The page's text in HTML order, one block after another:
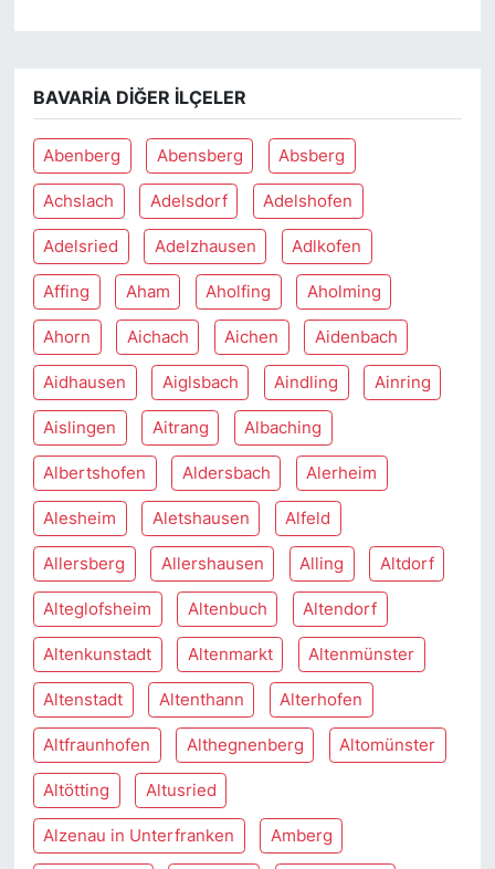
BAVARIA DIĞER İLÇELER
Abenberg Abensberg Absberg
Achslach Adelsdorf Adelshofen
Adelsried Adelzhausen Adlkofen
Affing Aham Aholfing Aholming
Ahorn Aichach Aichen Aidenbach
Aidhausen Aiglsbach Aindling Ainring
Aislingen Aitrang Albaching
Albertshofen Aldersbach Alerheim
Alesheim Aletshausen Alfeld
Allersberg Allershausen Alling Altdorf
Alteglofsheim Altenbuch Altendorf
Altenkunstadt Altenmarkt Altenmünster
Altenstadt Altenthann Alterhofen
Altfraunhofen Althegnenberg Altomünster
Altötting Altusried
Alzenau in Unterfranken Amberg